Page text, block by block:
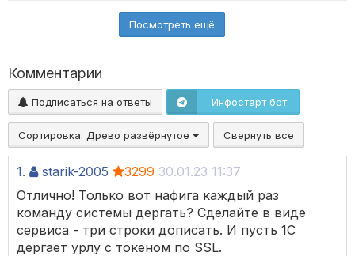
Посмотреть ещё
Комментарии
Подписаться на ответы Инфостарт бот
Сортировка: Древо развёрнутое Свернуть все
1. starik-2005 3299 30.01.23 11:37
Отлично! Только вот нафига каждый раз
команду системы дергать? Сделайте в виде
сервиса - три строки дописать. И пусть 1С
дергает урлу с токеном по SSL.